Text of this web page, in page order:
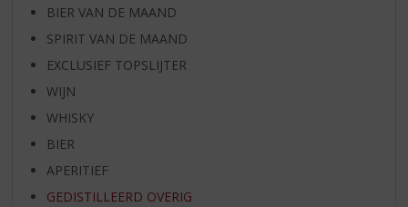
BIER VAN DE MAAND
SPIRIT VAN DE MAAND
EXCLUSIEF TOPSLIJTER
WIJN
WHISKY
BIER
APERITIEF
GEDISTILLEERD OVERIG